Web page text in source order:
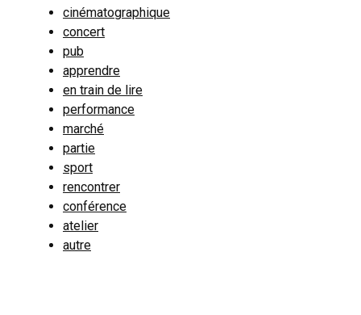
cinématographique
concert
pub
apprendre
en train de lire
performance
marché
partie
sport
rencontrer
conférence
atelier
autre